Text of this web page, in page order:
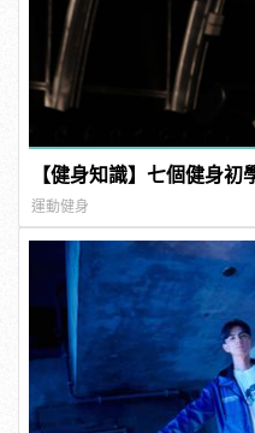
【健身知識】七個健身初
運動健身